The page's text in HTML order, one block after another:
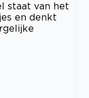
staat van het
en denkt